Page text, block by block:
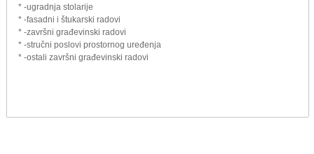
* -ugradnja stolarije
* -fasadni i štukarski radovi
* -završni građevinski radovi
* -stručni poslovi prostornog uređenja
* -ostali završni građevinski radovi